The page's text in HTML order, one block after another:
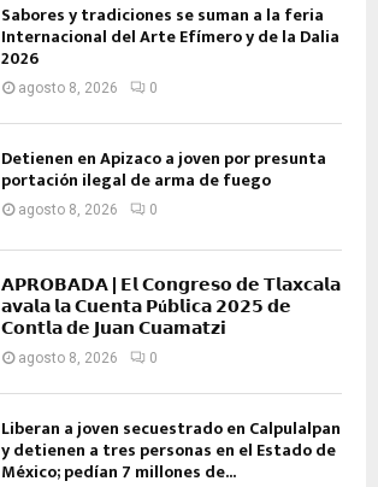
Sabores y tradiciones se suman a la feria
Internacional del Arte Efímero y de la Dalia
2026
agosto 8, 2026 0
Detienen en Apizaco a joven por presunta
portación ilegal de arma de fuego
agosto 8, 2026 0
𝗔𝗣𝗥𝗢𝗕𝗔𝗗𝗔 | 𝗘𝗹 𝗖𝗼𝗻𝗴𝗿𝗲𝘀𝗼 𝗱𝗲 𝗧𝗹𝗮𝘅𝗰𝗮𝗹𝗮
𝗮𝘃𝗮𝗹𝗮 𝗹𝗮 𝗖𝘂𝗲𝗻𝘁𝗮 𝗣ú𝗯𝗹𝗶𝗰𝗮 𝟮𝟬𝟮𝟱 𝗱𝗲
𝗖𝗼𝗻𝘁𝗹𝗮 𝗱𝗲 𝗝𝘂𝗮𝗻 𝗖𝘂𝗮𝗺𝗮𝘁𝘇𝗶
agosto 8, 2026 0
Liberan a joven secuestrado en Calpulalpan
y detienen a tres personas en el Estado de
México; pedían 7 millones de...